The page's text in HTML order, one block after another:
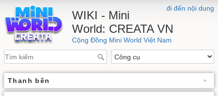
đi đến nội dung
WIKI - Mini
World: CREATA VN
Cộng Đồng Mini World Việt Nam
Thanh bên